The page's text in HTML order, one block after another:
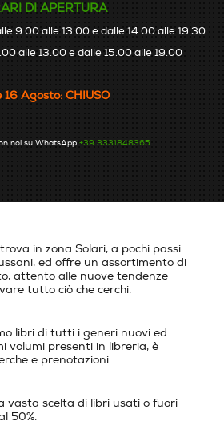
DI APERTURA
9.00 alle 13.00 e dalle 14.00 alle 19.30
alle 13.00 e dalle 15.00 alle 19.00
16 Agosto: CHIUSO
noi su WhatsApp +39 3331848365
in zona Solari, a pochi passi
ed offre un assortimento di
attento alle nuove tendenze
tutto ciò che cerchi.
libri di tutti i generi nuovi ed
volumi presenti in libreria, è
e prenotazioni.
vasta scelta di libri usati o fuori
50%.